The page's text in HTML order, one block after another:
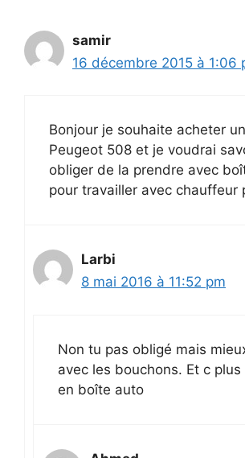
samir
16 décembre 2015 à 1:06
Bonjour je souhaite acheter
Peugeot 508 et je voudrai
obliger de la prendre avec
pour travailler avec chauffeur
Larbi
8 mai 2016 à 11:52 pm
Non tu pas obligé mais
avec les bouchons. Et c
en boîte auto